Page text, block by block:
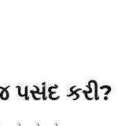
જ પસંદ કરી?